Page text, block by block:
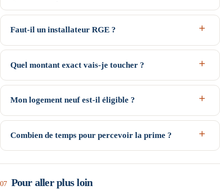
Les fournisseurs d’énergie (les « obligés ») ou leurs délégataires,
sous forme de prime, de virement ou de déduction sur la facture,
Faut-il un installateur RGE ?
Oui : pour les opérations résidentielles, la pose doit être réalisée par
un professionnel certifié RGE pour la catégorie de travaux — sans
Quel montant exact vais-je toucher ?
Le montant dépend des caractéristiques du projet (zone climatique,
surface ou équipement) et de la valorisation pratiquée par le
confirmée après étude d’éligibilité — jamais un montant garanti.
Mon logement neuf est-il éligible ?
Non : la prime CEE vise les logements existants, achevés depuis
plus de 2 ans à la date d’engagement de l’opération.
Combien de temps pour percevoir la prime ?
attestation sur l’honneur, justificatifs).
07 Pour aller plus loin